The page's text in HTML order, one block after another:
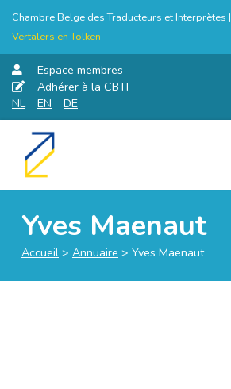
Chambre Belge des Traducteurs et Interprètes |
Vertalers en Tolken
Espace membres
Adhérer à la CBTI
NL
EN DE
Aller
Yves Maenaut
Accueil > Annuaire > Yves Maenaut